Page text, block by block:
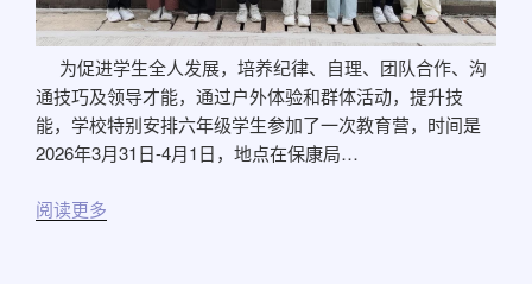
为促进学生全人发展，培养纪律、自理、团队合作、沟
通技巧及领导才能，通过户外体验和群体活动，提升技
能，学校特别安排六年级学生参加了一次教育营，时间是
2026年3月31日-4月1日，地点在保康局…
阅读更多